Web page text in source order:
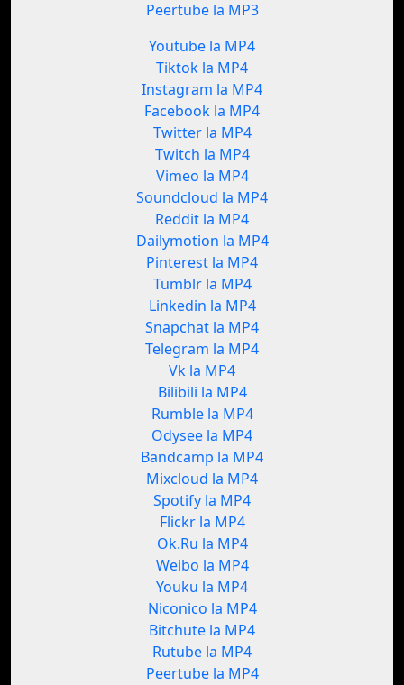
Peertube la MP3
Youtube la MP4
Tiktok la MP4
Instagram la MP4
Facebook la MP4
Twitter la MP4
Twitch la MP4
Vimeo la MP4
Soundcloud la MP4
Reddit la MP4
Dailymotion la MP4
Pinterest la MP4
Tumblr la MP4
Linkedin la MP4
Snapchat la MP4
Telegram la MP4
Vk la MP4
Bilibili la MP4
Rumble la MP4
Odysee la MP4
Bandcamp la MP4
Mixcloud la MP4
Spotify la MP4
Flickr la MP4
Ok.Ru la MP4
Weibo la MP4
Youku la MP4
Niconico la MP4
Bitchute la MP4
Rutube la MP4
Peertube la MP4